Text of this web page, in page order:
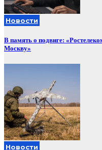
Новости
В память о подвиге:
Москву»
Новости